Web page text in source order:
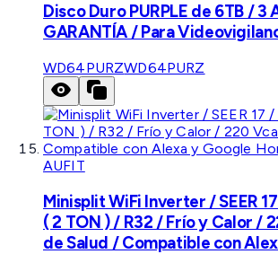
Disco Duro PURPLE de 6TB / 3
GARANTÍA / Para
WD64PURZWD64PURZ
AUFIT
Minisplit WiFi Inverter / SEER
( 2 TON ) / R32 / Frío y Calor /
de Salud / Compatible con